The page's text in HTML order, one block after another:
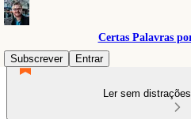
Certas Palavras
Subscrever
Entrar
Ler sem